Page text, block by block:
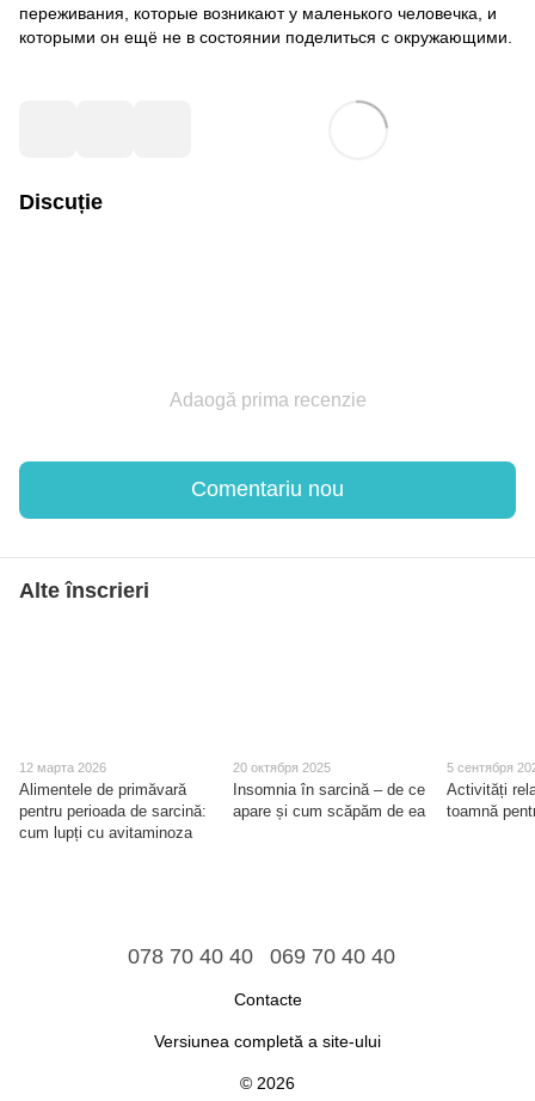
переживания, которые возникают у маленького человечка, и
которыми он ещё не в состоянии поделиться с окружающими.
Discuție
Adaogă prima recenzie
Comentariu nou
Alte înscrieri
12 марта 2026
Alimentele de primăvară
pentru perioada de sarcină:
cum lupți cu avitaminoza
20 октября 2025
Insomnia în sarcină – de ce
apare și cum scăpăm de ea
5 сентября
Activități
toamnă
078 70 40 40 069 70 40 40
Contacte
Versiunea completă a site-ului
© 2026